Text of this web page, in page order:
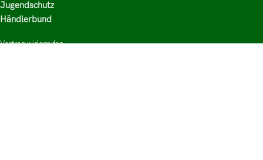
Jugendschutz
Händlerbund
Vertrag widerrufen